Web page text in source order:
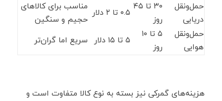
حمل‌ونقل
دریایی
۳۰ تا ۴۵
روز
۰.۵ تا ۲ دلار
مناسب برای کالاهای
حجیم و سنگین
حمل‌ونقل
هوایی
۵ تا ۱۰
روز
۵ تا ۱۵ دلار سریع اما گران‌تر
هزینه‌های گمرکی نیز بسته به نوع کالا متفاوت است و